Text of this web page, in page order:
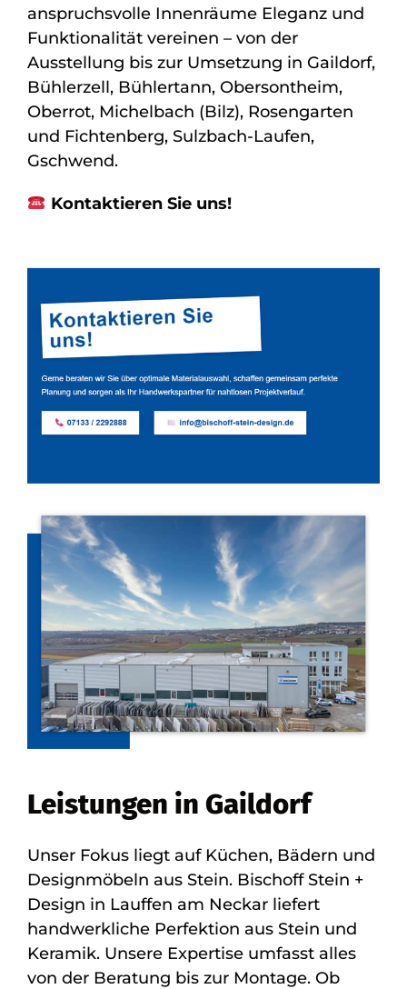
anspruchsvolle Innenräume Eleganz und
Funktionalität vereinen – von der
Ausstellung bis zur Umsetzung in Gaildorf,
Bühlerzell, Bühlertann, Obersontheim,
Oberrot, Michelbach (Bilz), Rosengarten
und Fichtenberg, Sulzbach-Laufen,
Gschwend.
Kontaktieren Sie uns!
Leistungen in Gaildorf
Unser Fokus liegt auf Küchen, Bädern und
Designmöbeln aus Stein. Bischoff Stein +
Design in Lauffen am Neckar liefert
handwerkliche Perfektion aus Stein und
Keramik. Unsere Expertise umfasst alles
von der Beratung bis zur Montage. Ob